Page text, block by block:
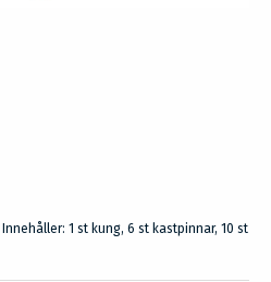
1 st kung, 6 st kastpinnar, 10 st